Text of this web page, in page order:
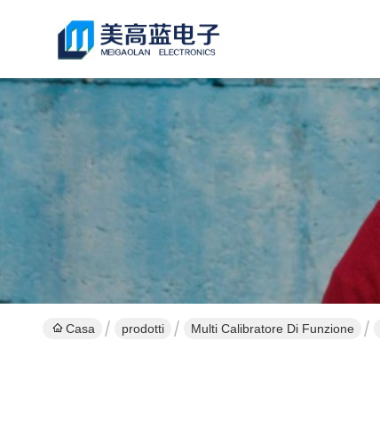
Casa prodotti Multi Calibratore Di Funzione